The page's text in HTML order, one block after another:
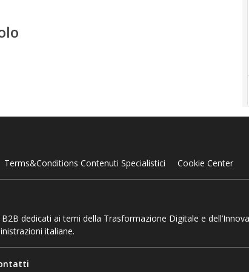
Terms&Conditions Contenuti Specialistici Cookie Center
dedicati ai temi della Trasformazione Digitale e
italiane.